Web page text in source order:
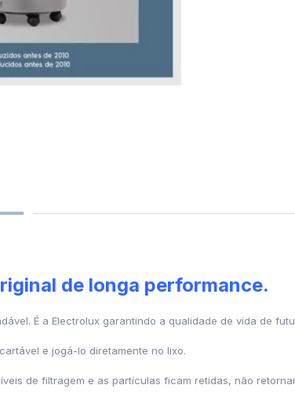
de longa performance.
É a Electrolux garantindo a qualidade de vida de
e jogá-lo diretamente no lixo.
de filtragem e as partículas ficam retidas, não